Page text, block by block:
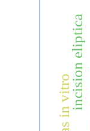
incision eliptica